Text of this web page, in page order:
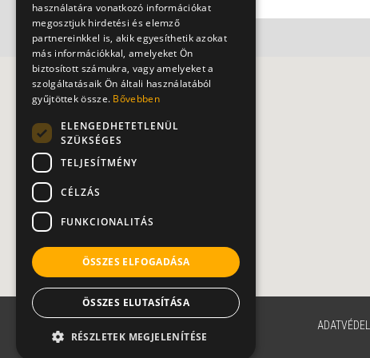
használatára vonatkozó információkat
megosztjuk hirdetési és elemző
partnereinkkel is, akik egyesíthetik azokat
más információkkal, amelyeket Ön
biztosított számukra, vagy amelyeket a
szolgáltatásaik Ön általi használatából
gyűjtöttek össze. Bővebben
ELENGEDHETETLENÜL
SZÜKSÉGES
TELJESÍTMÉNY
CÉLZÁS
FUNKCIONALITÁS
ÖSSZES ELFOGADÁSA
ÖSSZES ELUTASÍTÁSA
RÉSZLETEK MEGJELENÍTÉSE